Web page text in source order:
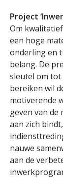
Project
Om
een hoge
onderling en
belang. De
sleutel om tot
bereiken wil
motiverende
geven van de
aan zich
nauwe
aan de